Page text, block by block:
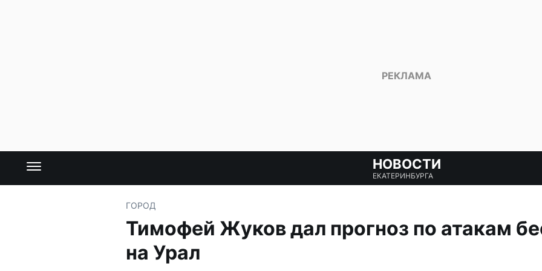
НОВОСТИ
ЕКАТЕРИНБУРГА
ГОРОД
Тимофей Жуков дал прогноз по атакам
на Урал